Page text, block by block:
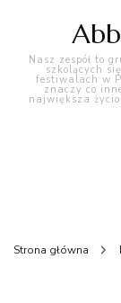
Nasz zespół to
szkolących
festiwalach w
znaczy co
największa
Strona główna